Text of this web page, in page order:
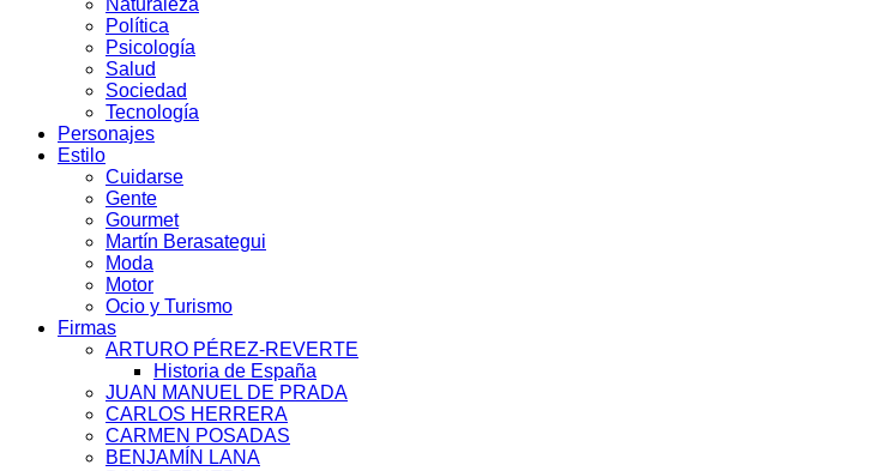
Naturaleza
Política
Psicología
Salud
Sociedad
Tecnología
Personajes
Estilo
Cuidarse
Gente
Gourmet
Martín Berasategui
Moda
Motor
Ocio y Turismo
Firmas
ARTURO PÉREZ-REVERTE
Historia de España
JUAN MANUEL DE PRADA
CARLOS HERRERA
CARMEN POSADAS
BENJAMÍN LANA